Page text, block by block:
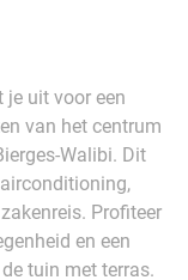
je uit voor een
van het centrum
Walibi. Dit
Profiteer
en een
tuin met terras.